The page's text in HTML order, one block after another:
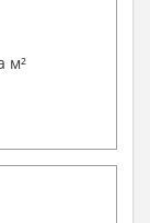
м²